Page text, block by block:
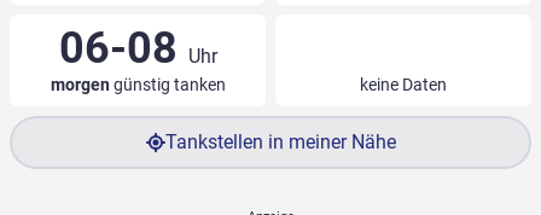
06-08 Uhr
morgengünstig tanken keine Daten
Tankstellen in meiner Nähe